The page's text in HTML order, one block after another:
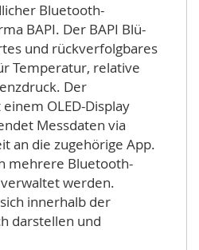
Bluetooth-
BAPI. Der BAPI Blü-
und rückverfolgbares
Temperatur, relative
Der
OLED-Display
Messdaten via
an die zugehörige App.
mehrere Bluetooth-
werden.
innerhalb der
darstellen und